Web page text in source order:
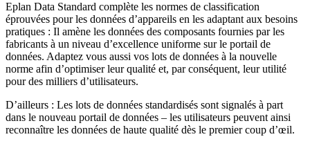
Eplan Data Standard complète les normes de classification
éprouvées pour les données d’appareils en les adaptant aux besoins
pratiques : Il amène les données des composants fournies par les
fabricants à un niveau d’excellence uniforme sur le portail de
données. Adaptez vous aussi vos lots de données à la nouvelle
norme afin d’optimiser leur qualité et, par conséquent, leur utilité
pour des milliers d’utilisateurs.
D’ailleurs : Les lots de données standardisés sont signalés à part
dans le nouveau portail de données – les utilisateurs peuvent ainsi
reconnaître les données de haute qualité dès le premier coup d’œil.